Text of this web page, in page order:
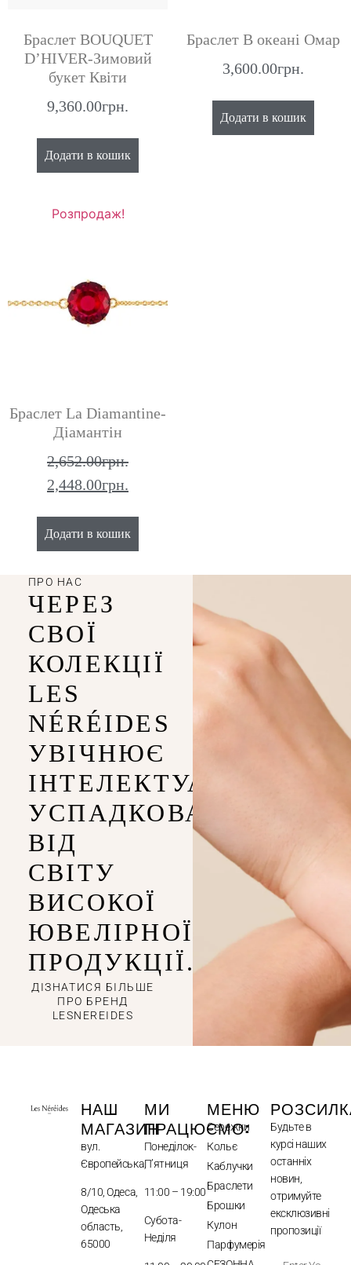
Браслет BOUQUET
D’HIVER-Зимовий
букет Квіти
9,360.00грн.
Додати в кошик
Браслет В океані Омар
3,600.00грн.
Додати в кошик
Розпродаж!
Браслет La Diamantine-
Діамантін
2,652.00грн.
2,448.00грн.
Додати в кошик
ПРО НАС
ЧЕРЕЗ
СВОЇ
КОЛЕКЦІЇ
LES
NÉRÉIDES
УВІЧНЮЄ
ІНТЕЛЕКТУАЛЬНІСТЬ,
УСПАДКОВАНУ
ВІД
СВІТУ
ВИСОКОЇ
ЮВЕЛІРНОЇ
ПРОДУКЦІЇ.
ДІЗНАТИСЯ БІЛЬШЕ
ПРО БРЕНД
LESNEREIDES
НАШ
МАГАЗИН
вул.
Європейська,
8/10, Одеса,
Одеська
область,
65000
МИ
ПРАЦЮЄМО:
Понеділок-
П’ятниця
11:00 – 19:00
Субота-
Неділя
МЕНЮ
Сережки
Кольє
Каблучки
Браслети
Брошки
Кулон
Парфумерія
Будьте в
курсі наших
останніх
новин,
отримуйте
ексклюзивні
пропозиції